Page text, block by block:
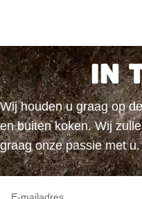
IN
Wij houden u graag op
en buiten koken. Wij
graag onze passie met